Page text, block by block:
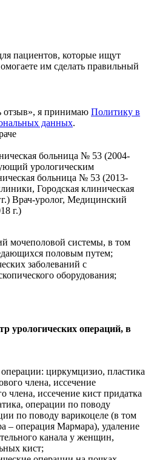
пациентов, которые ищут
им сделать правильный
отзыв», я принимаю Политику в
данных.
больница № 53 (2004-
урологическим
больница № 53 (2013-
Городская клиническая
Врач-уролог, Медицинский
г.)
мочеполовой системы, в том
половым путем;
заболеваний с
оборудования;
урологических операций, в
циркумцизио, пластика
члена, иссечение
члена, иссечение кист придатка
операции по поводу
по поводу варикоцеле (в том
– операция Мармара), удаление
канала у женщин,
кист;